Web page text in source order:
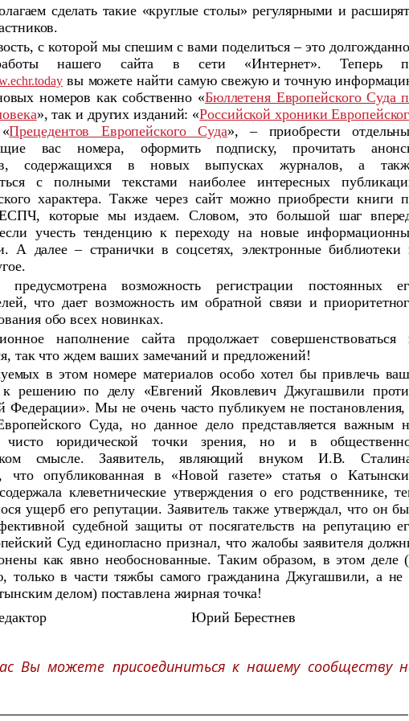
сделать такие «круглые столы» регулярными и
с которой мы спешим с вами поделиться – это
нашего сайта в сети «Интернет». Теперь
вы можете найти самую свежую и точную
номеров как собственно «Бюллетеня Европейского Суда
», так и других изданий: «Российской хроники
Прецедентов Европейского Суда», – приобрести
вас номера, оформить подписку, прочитать
содержащихся в новых выпусках журналов, а
с полными текстами наиболее интересных
характера. Также через сайт можно приобрести книги
которые мы издаем. Словом, это большой шаг
учесть тенденцию к переходу на новые
А далее – странички в соцсетях, электронные библиотеки
возможность регистрации постоянных
что дает возможность им обратной связи и
обо всех новинках.
наполнение сайта продолжает совершенствоваться
так что ждем ваших замечаний и предложений!
в этом номере материалов особо хотел бы привлечь
решению по делу «Евгений Яковлевич Джугашвили
Федерации». Мы не очень часто публикуем не постановления,
Суда, но данное дело представляется важным
чисто юридической точки зрения, но и в
смысле. Заявитель, являющий внуком И.В.
что опубликованная в «Новой газете» статья о
клеветнические утверждения о его родственнике,
ущерб его репутации. Заявитель также утверждал, что он
судебной защиты от посягательств на репутацию
Суд единогласно признал, что жалобы заявителя
как явно необоснованные. Таким образом, в этом деле
только в части тяжбы самого гражданина Джугашвили, а не
делом) поставлена жирная точка!
Юрий Берестнев
Вы можете присоединиться к нашему сообществу